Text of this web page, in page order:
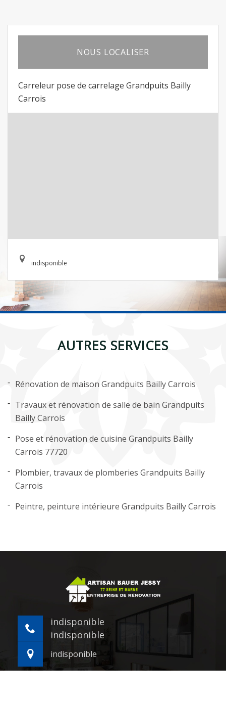
NOUS LOCALISER
Carreleur pose de carrelage Grandpuits Bailly
Carrois
indisponible
AUTRES SERVICES
Rénovation de maison Grandpuits Bailly Carrois
Travaux et rénovation de salle de bain Grandpuits
Bailly Carrois
Pose et rénovation de cuisine Grandpuits Bailly
Carrois 77720
Plombier, travaux de plomberies Grandpuits Bailly
Carrois
Peintre, peinture intérieure Grandpuits Bailly Carrois
indisponible
indisponible
indisponible